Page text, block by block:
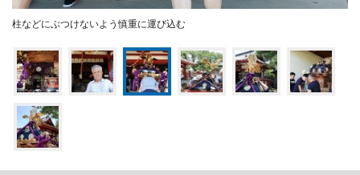
柱などにぶつけないよう慎重に運び込む